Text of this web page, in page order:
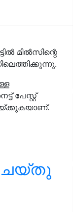
മിൽസിന്റെ
പേസ്റ്റ്
വയ്ക്കുകയാണ്.